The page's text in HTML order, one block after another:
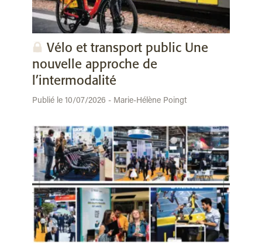
Vélo et transport public Une
nouvelle approche de
l’intermodalité
Publié le 10/07/2026 - Marie-Hélène Poingt